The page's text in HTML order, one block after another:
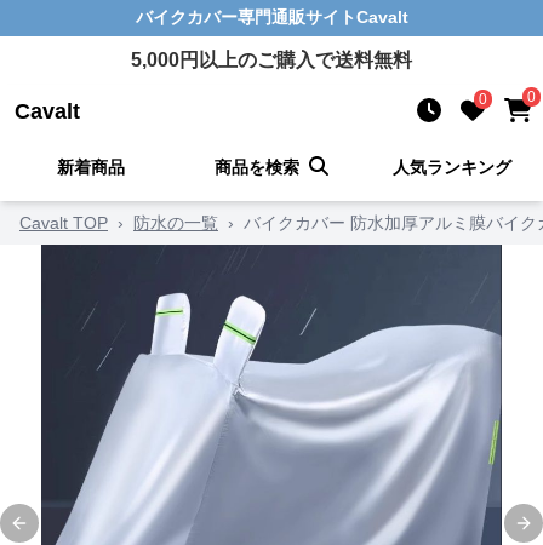
バイクカバー専門通販サイトCavalt
5,000円以上のご購入で送料無料
Cavalt 0 0
新着商品 商品を検索 人気ランキング
Cavalt TOP › 防水の一覧 › バイクカバー 防水加厚アルミ膜バイク
Previous slide